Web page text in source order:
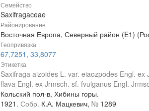
Семейство
Saxifragaceae
Районирование
Восточная Европа, Северный район (E1)
Геопривязка
67,7251, 33,8077
Этикетка
Saxifraga aizoides L. var. eiaozpodes Engl. ex
flava Engl. ex Jrmsch. sf. fvulganus Engl.
Кольский пол-в, Хибины горы.
1921. Собр. К.А. Мацкевич, № 1289